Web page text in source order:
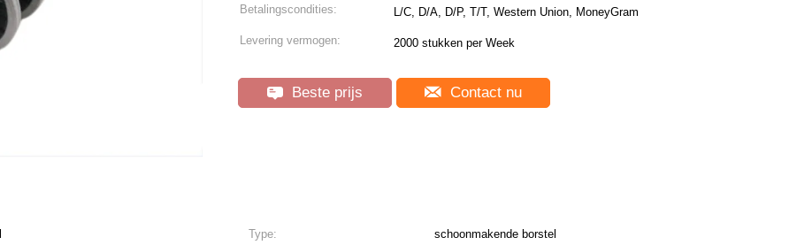
Betalingscondities: L/C, D/A, D/P, T/T, Western Union, MoneyGram
Levering vermogen: 2000 stukken per Week
Beste prijs Contact nu
Type:
schoonmakende borstel